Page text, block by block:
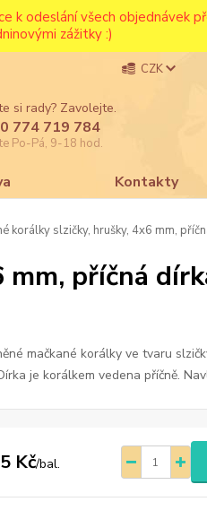
k odeslání všech objednávek
zážitky :)
Kontakty
CZK
si rady? Zavolejte.
774 719 784
Po-Pá, 9-18 hod.
korálky slzičky, hrušky, 4x6 mm,
příčná
mačkané korálky ve tvaru
je korálkem vedena příčně.
Kč/bal.